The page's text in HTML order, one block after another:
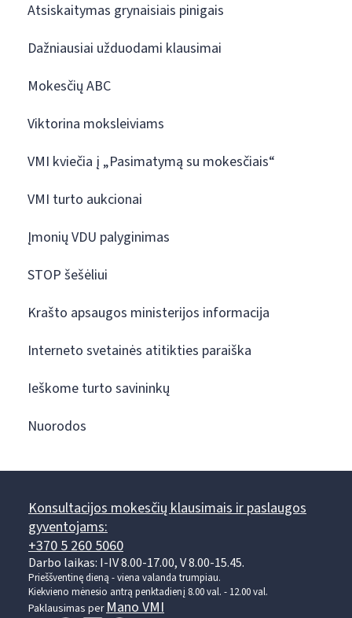
Atsiskaitymas grynaisiais pinigais
Dažniausiai užduodami klausimai
Mokesčių ABC
Viktorina moksleiviams
VMI kviečia į „Pasimatymą su mokesčiais“
VMI turto aukcionai
Įmonių VDU palyginimas
STOP šešėliui
Krašto apsaugos ministerijos informacija
Interneto svetainės atitikties paraiška
Ieškome turto savininkų
Nuorodos
Konsultacijos mokesčių klausimais ir paslaugos
gyventojams:
+370 5 260 5060
Darbo laikas: I-IV 8.00-17.00, V 8.00-15.45.
Prieššventinę dieną - viena valanda trumpiau.
Kiekvieno mėnesio antrą penktadienį 8.00 val. - 12.00 val.
Paklausimas perMano VMI